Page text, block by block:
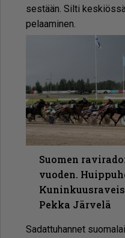
ses­tään. Sil­ti
pe­laa­mi­nen.
Suomen
vuoden.
Pekka Järvelä
Sa­dat­tu­han­net